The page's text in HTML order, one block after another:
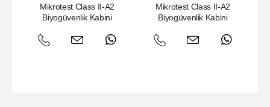
Mikrotest Class II-A2
Biyogüvenlik Kabini
Mikrotest Class II-A2
Biyogüvenlik Kabini